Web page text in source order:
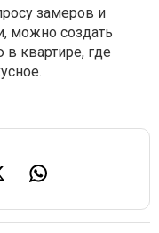
замеров и
можно создать
квартире, где